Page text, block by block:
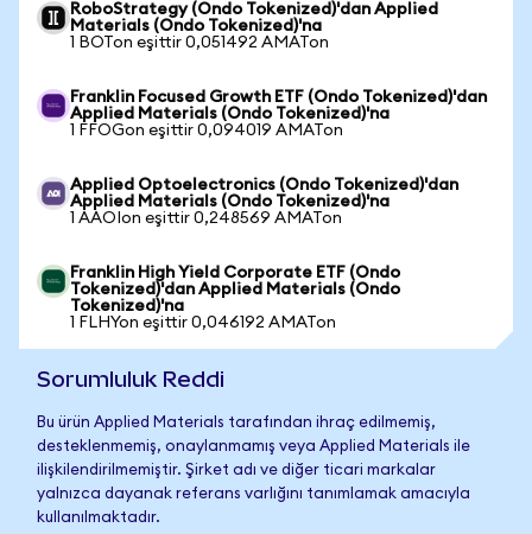
RoboStrategy (Ondo Tokenized)'dan Applied
Materials (Ondo Tokenized)'na
1 BOTon eşittir 0,051492 AMATon
Franklin Focused Growth ETF (Ondo Tokenized)'dan
Applied Materials (Ondo Tokenized)'na
1 FFOGon eşittir 0,094019 AMATon
Applied Optoelectronics (Ondo Tokenized)'dan
Applied Materials (Ondo Tokenized)'na
1 AAOIon eşittir 0,248569 AMATon
Franklin High Yield Corporate ETF (Ondo
Tokenized)'dan Applied Materials (Ondo
Tokenized)'na
1 FLHYon eşittir 0,046192 AMATon
Sorumluluk Reddi
Bu ürün Applied Materials tarafından ihraç edilmemiş,
desteklenmemiş, onaylanmamış veya Applied Materials ile
ilişkilendirilmemiştir. Şirket adı ve diğer ticari markalar
yalnızca dayanak referans varlığını tanımlamak amacıyla
kullanılmaktadır.